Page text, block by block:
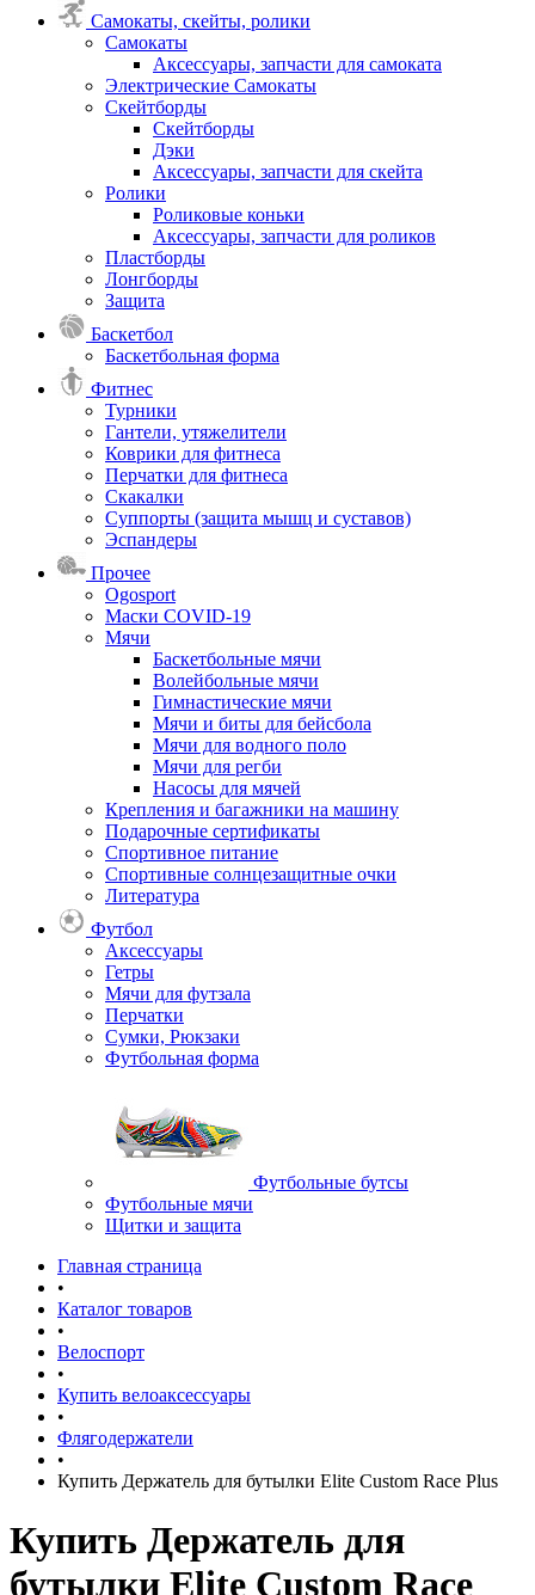
Самокаты, скейты, ролики
Самокаты
Аксессуары, запчасти для самоката
Электрические Самокаты
Скейтборды
Скейтборды
Дэки
Аксессуары, запчасти для скейта
Ролики
Роликовые коньки
Аксессуары, запчасти для роликов
Пластборды
Лонгборды
Защита
Баскетбол
Баскетбольная форма
Фитнес
Турники
Гантели, утяжелители
Коврики для фитнеса
Перчатки для фитнеса
Скакалки
Суппорты (защита мышц и суставов)
Эспандеры
Прочее
Ogosport
Маски COVID-19
Мячи
Баскетбольные мячи
Волейбольные мячи
Гимнастические мячи
Мячи и биты для бейсбола
Мячи для водного поло
Мячи для регби
Насосы для мячей
Крепления и багажники на машину
Подарочные сертификаты
Спортивное питание
Спортивные солнцезащитные очки
Литература
Футбол
Аксессуары
Гетры
Мячи для футзала
Перчатки
Сумки, Рюкзаки
Футбольная форма
Футбольные бутсы
Футбольные мячи
Щитки и защита
Главная страница
•
Каталог товаров
•
Велоспорт
•
Купить велоаксессуары
•
Флягодержатели
•
Купить Держатель для бутылки Elite Custom Race Plus
Купить Держатель для
бутылки Elite Custom Race